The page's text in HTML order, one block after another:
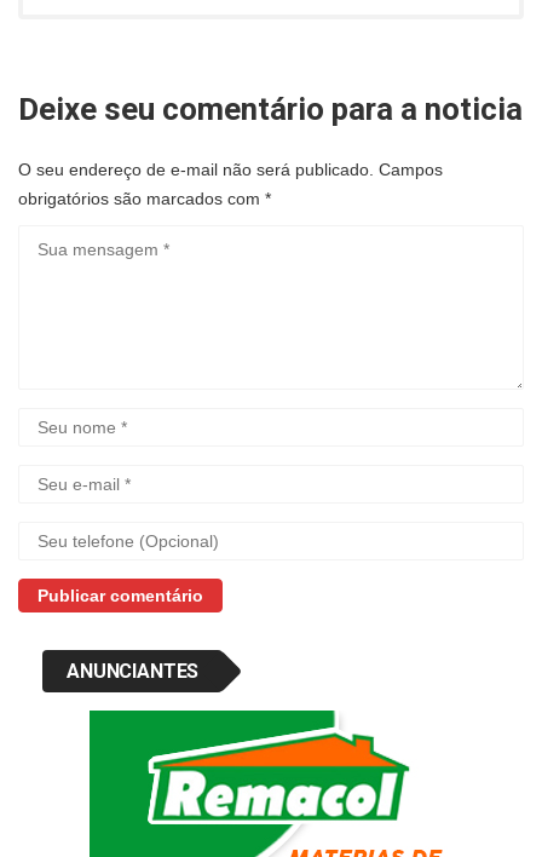
Deixe seu comentário para a noticia
O seu endereço de e-mail não será publicado. Campos
obrigatórios são marcados com *
ANUNCIANTES